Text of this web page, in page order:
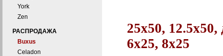
York
Zen
РАСПРОДАЖА
Buxus
Celadon
25x50,
6х25, 8х25